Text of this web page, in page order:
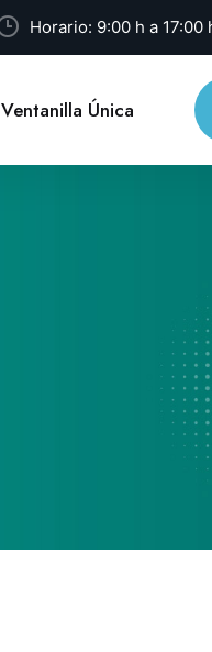
Horario: 9:00 h a
Ventanilla Única